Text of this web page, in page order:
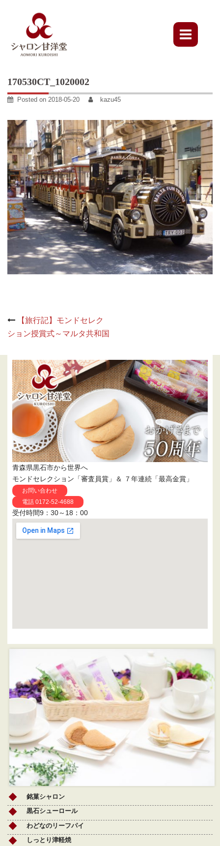
170530CT_1020002
Posted on 2018-05-20 kazu45
Post
navigation
【旅行記】モンドセレク
ション授賞式～マルタ共和国
青森県黒石市から世界へ
モンドセレクション「審査員賞」＆ ７年連続「最高金賞」
お問い合わせ
電話 0172-52-4688
受付時間9：30～18：00
銘菓シャロン
黒石シューロール
わどなのリーフパイ
しっとり津軽焼